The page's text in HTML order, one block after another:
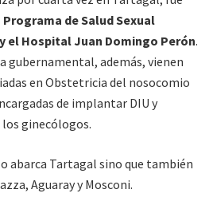
Programa de Salud Sexual
el Hospital Juan Domingo Perón.
gubernamental, además, vienen
en Obstetricia del nosocomio
de implantar DIU y
ginecólogos.
abarca Tartagal sino que también
Aguaray y Mosconi.